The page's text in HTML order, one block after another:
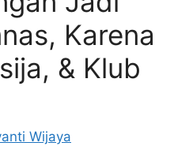
Karena
& Klub
Wijaya